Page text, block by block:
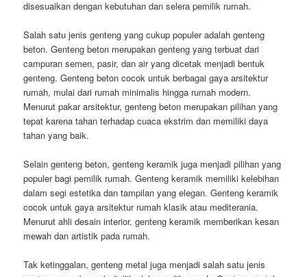
disesuaikan dengan kebutuhan dan selera pemilik rumah.
Salah satu jenis genteng yang cukup populer adalah genteng
beton. Genteng beton merupakan genteng yang terbuat dari
campuran semen, pasir, dan air yang dicetak menjadi bentuk
genteng. Genteng beton cocok untuk berbagai gaya arsitektur
rumah, mulai dari rumah minimalis hingga rumah modern.
Menurut pakar arsitektur, genteng beton merupakan pilihan yang
tepat karena tahan terhadap cuaca ekstrim dan memiliki daya
tahan yang baik.
Selain genteng beton, genteng keramik juga menjadi pilihan yang
populer bagi pemilik rumah. Genteng keramik memiliki kelebihan
dalam segi estetika dan tampilan yang elegan. Genteng keramik
cocok untuk gaya arsitektur rumah klasik atau mediterania.
Menurut ahli desain interior, genteng keramik memberikan kesan
mewah dan artistik pada rumah.
Tak ketinggalan, genteng metal juga menjadi salah satu jenis